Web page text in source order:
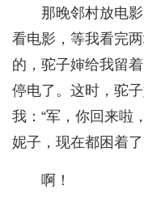
那晚邻村放电
看电影，等我看完
的，驼子婶给我留
停电了。这时，驼
我：“军，你回来啦
妮子，现在都困着
啊！